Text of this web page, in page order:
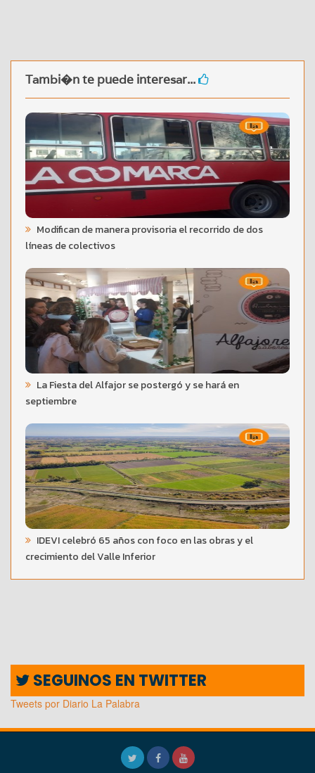
Tambi�n te puede interesar...
Modifican de manera provisoria el recorrido de dos
líneas de colectivos
La Fiesta del Alfajor se postergó y se hará en
septiembre
IDEVI celebró 65 años con foco en las obras y el
crecimiento del Valle Inferior
SEGUINOS EN TWITTER
Tweets por Diario La Palabra